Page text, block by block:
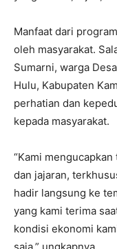
Manfaat dari
oleh masyarakat.
Sumarni, warga
Hulu, Kabupaten
perhatian dan
kepada masyarakat.
“Kami
dan jajaran,
hadir langsung ke
yang kami terima
kondisi ekonomi